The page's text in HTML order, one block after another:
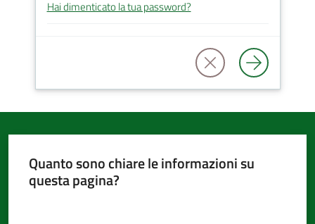
Amministrazione
argomenti...
Seguici
Hai dimenticato la tua password?
Quanto sono chiare le informazioni su
questa pagina?